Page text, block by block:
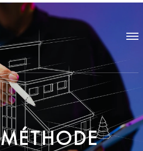
MÉTHODE